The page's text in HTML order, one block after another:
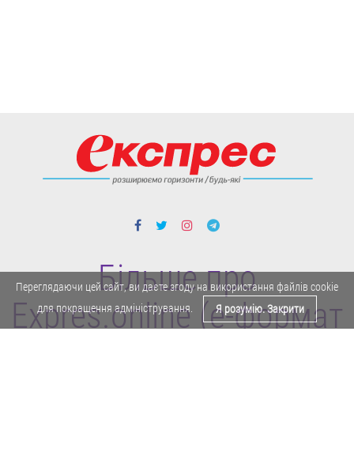
Більше про
Expres.online (e-формат
Переглядаючи цей сайт, ви даєте згоду на використання файлів cookie
для покращення адміністрування.
Я розумію. Закрити